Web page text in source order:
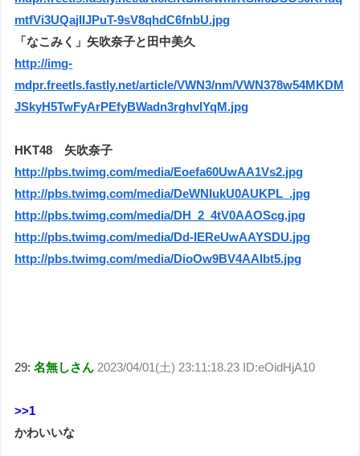
mtfVi3UQajIIJPuT-9sV8qhdC6fnbU.jpg
「なこみく」矢吹奈子と田中美久
http://img-
mdpr.freetls.fastly.net/article/VWN3/nm/VWN378w54MKDM
JSkyH5TwFyArPEfyBWadn3rghvlYqM.jpg
HKT48 矢吹奈子
http://pbs.twimg.com/media/Eoefa60UwAA1Vs2.jpg
http://pbs.twimg.com/media/DeWNIukU0AUKPL_.jpg
http://pbs.twimg.com/media/DH_2_4tV0AAOScg.jpg
http://pbs.twimg.com/media/Dd-IEReUwAAYSDU.jpg
http://pbs.twimg.com/media/DioOw9BV4AAlbt5.jpg
29:名無しさん 2023/04/01(土) 23:11:18.23 ID:eOidHjA10
>>1
かわいいな